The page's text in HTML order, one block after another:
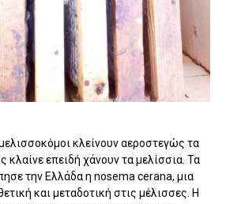
κλείνουν αεροστεγώς τα
κλαίνε επειδή χάνουν τα μελίσσια. Τα
την Ελλάδα η nosema cerana, μια
και μεταδοτική στις μέλισσες. Η